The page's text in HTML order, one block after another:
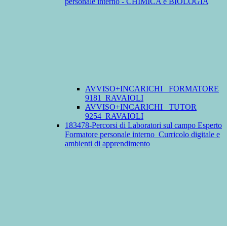
AVVISO+INCARICHI_ FORMATORE
9181_RAVAIOLI
AVVISO+INCARICHI_ TUTOR
9254_RAVAIOLI
183478-Percorsi di Laboratori sul campo Esperto
Formatore personale interno_Curricolo digitale e
ambienti di apprendimento